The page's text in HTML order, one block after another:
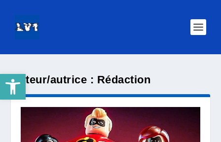
Ouvrir la barre d’outilsAuteur/autrice : Rédaction